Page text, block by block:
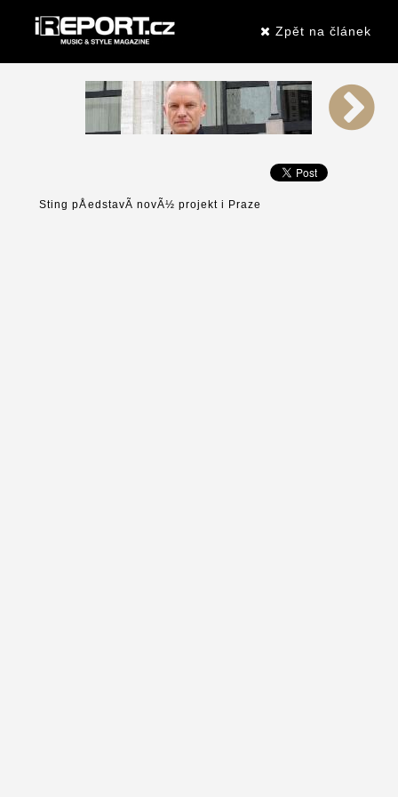
Zpět na článek
Sting pÅedstavÃ­ novÃ½ projekt i Praze